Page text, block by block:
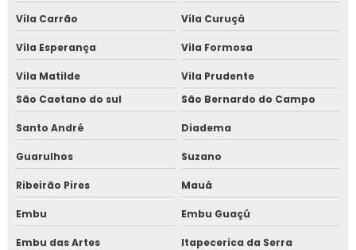
Janela sobreposta de giro em sp
Janela sobreposta preço
Janela vedação acústica
Janela vidro duplo
Janela vidro duplo isolamento acústico
Janela vidro duplo com persiana
Vila Carrão Vila Curuçá
Vila Esperança Vila Formosa
Vila Matilde
Vila Prudente
São Caetano do sul
São Bernardo do Campo
Santo André Diadema
Guarulhos Suzano
Ribeirão Pires Mauá
Embu Embu Guaçú
Embu das Artes Itapecerica da Serra